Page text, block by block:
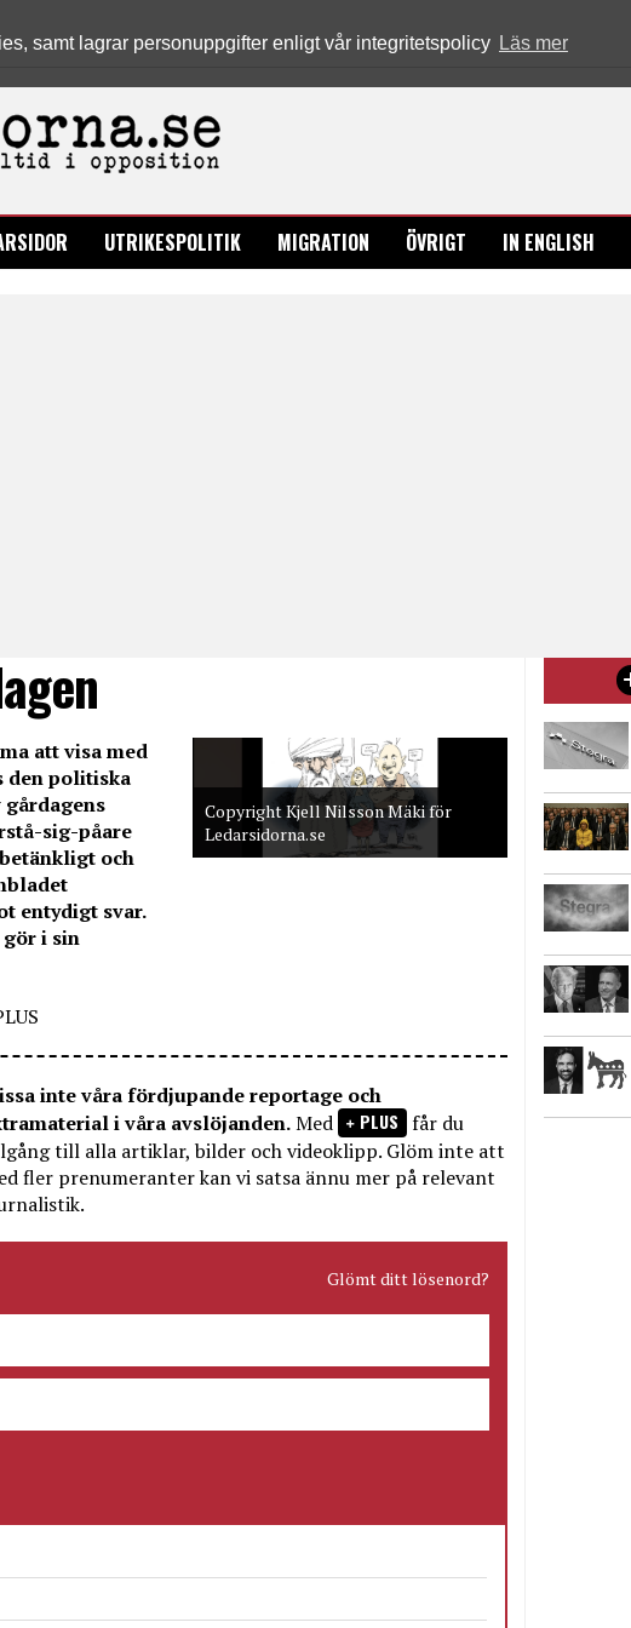
samt lagrar personuppgifter enligt vår integritetspolicy Läs mer
UTRIKESPOLITIK MIGRATION ÖVRIGT IN ENGLISH
Copyright Kjell Nilsson Mäki för
Ledarsidorna.se
att visa med
den politiska
sig-påare
och
entydigt svar.
i sin
inte våra fördjupande reportage och
i våra avslöjanden.Med PLUS får du
till alla artiklar, bilder och videoklipp. Glöm inte att
fler prenumeranter kan vi satsa ännu mer på relevant
Glömt ditt lösenord?